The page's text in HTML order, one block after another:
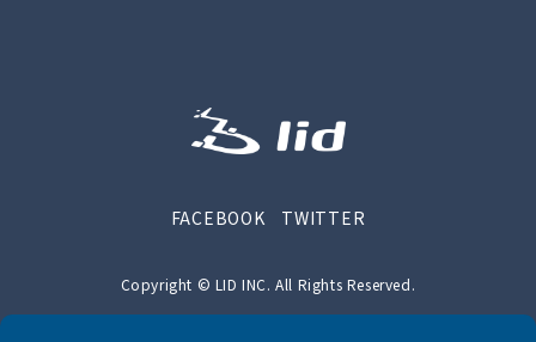
FACEBOOK TWITTER
Copyright © LID INC. All Rights Reserved.